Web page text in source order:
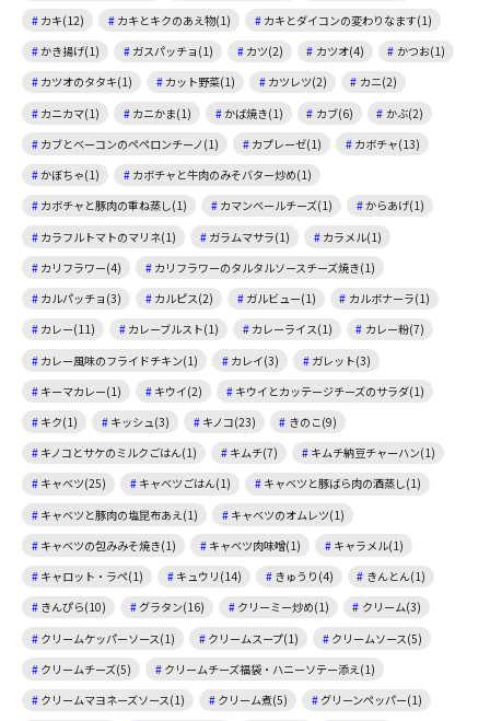
カキ(12)
カキとキクのあえ物(1)
カキとダイコンの変わりなます(1)
かき揚げ(1)
ガスパッチョ(1) カツ(2) カツオ(4)
かつお(1)
カツオのタタキ(1)
カット野菜(1) カツレツ(2)
カニ(2)
カニカマ(1)
カニかま(1) かば焼き(1) カブ(6)
かぶ(2)
カブとベーコンのペペロンチーノ(1)
カプレーゼ(1)
カボチャ(13)
かぼちゃ(1)
カボチャと牛肉のみそバター炒め(1)
カボチャと豚肉の重ね蒸し(1)
カマンベールチーズ(1)
からあげ(1)
カラフルトマトのマリネ(1)
ガラムマサラ(1)
カラメル(1)
カリフラワー(4)
カリフラワーのタルタルソースチーズ焼き(1)
カルパッチョ(3)
カルピス(2) ガルビュー(1)
カルボナーラ(1)
カレー(11)
カレーブルスト(1) カレーライス(1)
カレー粉(7)
カレー風味のフライドチキン(1)
カレイ(3)
ガレット(3)
キーマカレー(1)
キウイ(2)
キウイとカッテージチーズのサラダ(1)
キク(1)
キッシュ(3) キノコ(23)
きのこ(9)
キノコとサケのミルクごはん(1)
キムチ(7)
キムチ納豆チャーハン(1)
キャベツ(25)
キャベツごはん(1)
キャベツと豚ばら肉の酒蒸し(1)
キャベツと豚肉の塩昆布あえ(1)
キャベツのオムレツ(1)
キャベツの包みみそ焼き(1)
キャベツ肉味噌(1)
キャラメル(1)
キャロット・ラペ(1)
キュウリ(14) きゅうり(4)
きんとん(1)
きんぴら(10)
グラタン(16) クリーミー炒め(1)
クリーム(3)
クリームケッパーソース(1)
クリームスープ(1)
クリームソース(5)
クリームチーズ(5)
クリームチーズ福袋・ハニーソテー添え(1)
クリームマヨネーズソース(1)
クリーム煮(5)
グリーンペッパー(1)